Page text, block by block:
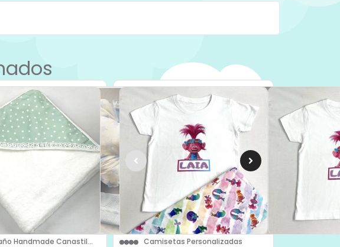
Handmade Canastil...
Camisetas Personalizadas